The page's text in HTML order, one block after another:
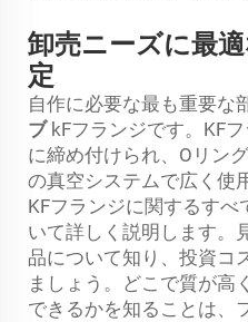
卸売ニーズに最
定
自作に必要な最も重要な
ブ kFフランジです。KF
に締め付けられ、Oリン
の真空システムで広く使
KFフランジに関するすべ
いて詳しく説明します。
品について知り、投資コ
ましょう。どこで質が高
できるかを知ることは、